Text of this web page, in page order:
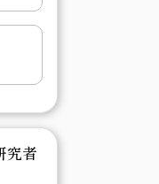
究者